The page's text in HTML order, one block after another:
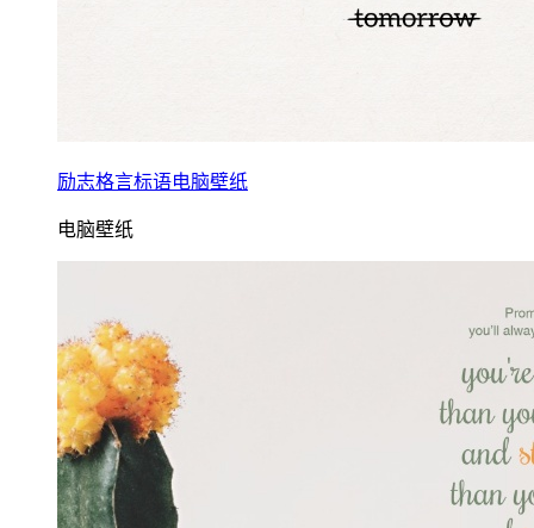
励志格言标语电脑壁纸
电脑壁纸